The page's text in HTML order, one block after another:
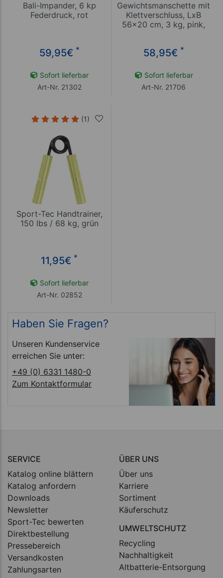
Bali-Impander, 6 kp
Federdruck, rot
59,95€ *
Sofort lieferbar
Art-Nr. 21302
Gewichtsmanschette mit
Klettverschluss, LxB
56x20 cm, 3 kg, pink,
58,95€ *
Sofort lieferbar
Art-Nr. 21706
(1)
Sport-Tec Handtrainer,
150 lbs / 68 kg, grün
11,95€ *
Sofort lieferbar
Art-Nr. 02852
Haben Sie Fragen?
Unseren Kundenservice
erreichen Sie unter:
+49 (0) 6331 1480-0
Zum Kontaktformular
SERVICE
Katalog online blättern
Katalog anfordern
Downloads
Newsletter
Sport-Tec bewerten
Direktbestellung
Pressebereich
Versandkosten
Zahlungsarten
ÜBER UNS
Über uns
Karriere
Sortiment
Käuferschutz
UMWELTSCHUTZ
Recycling
Nachhaltigkeit
Altbatterie-Entsorgung